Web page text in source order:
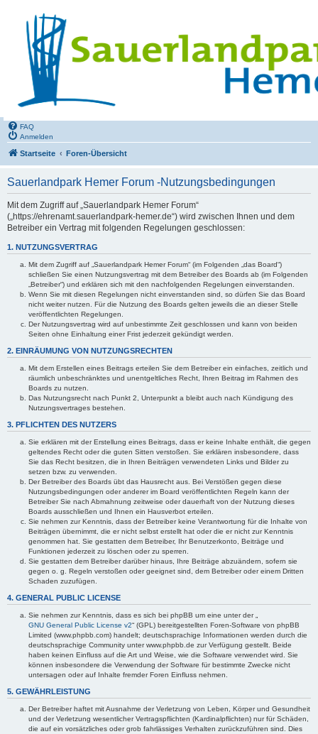
FAQ
Anmelden
Startseite Foren-Übersicht
Sauerlandpark Hemer Forum -Nutzungsbedingungen
Mit dem Zugriff auf „Sauerlandpark Hemer Forum“
(„https://ehrenamt.sauerlandpark-hemer.de“) wird zwischen Ihnen und dem
Betreiber ein Vertrag mit folgenden Regelungen geschlossen:
1. NUTZUNGSVERTRAG
Mit dem Zugriff auf „Sauerlandpark Hemer Forum“ (im Folgenden „das Board“)
schließen Sie einen Nutzungsvertrag mit dem Betreiber des Boards ab (im Folgenden
„Betreiber“) und erklären sich mit den nachfolgenden Regelungen einverstanden.
Wenn Sie mit diesen Regelungen nicht einverstanden sind, so dürfen Sie das Board
nicht weiter nutzen. Für die Nutzung des Boards gelten jeweils die an dieser Stelle
veröffentlichten Regelungen.
Der Nutzungsvertrag wird auf unbestimmte Zeit geschlossen und kann von beiden
Seiten ohne Einhaltung einer Frist jederzeit gekündigt werden.
2. EINRÄUMUNG VON NUTZUNGSRECHTEN
Mit dem Erstellen eines Beitrags erteilen Sie dem Betreiber ein einfaches, zeitlich und
räumlich unbeschränktes und unentgeltliches Recht, Ihren Beitrag im Rahmen des
Boards zu nutzen.
Das Nutzungsrecht nach Punkt 2, Unterpunkt a bleibt auch nach Kündigung des
Nutzungsvertrages bestehen.
3. PFLICHTEN DES NUTZERS
Sie erklären mit der Erstellung eines Beitrags, dass er keine Inhalte enthält, die gegen
geltendes Recht oder die guten Sitten verstoßen. Sie erklären insbesondere, dass
Sie das Recht besitzen, die in Ihren Beiträgen verwendeten Links und Bilder zu
setzen bzw. zu verwenden.
Der Betreiber des Boards übt das Hausrecht aus. Bei Verstößen gegen diese
Nutzungsbedingungen oder anderer im Board veröffentlichten Regeln kann der
Betreiber Sie nach Abmahnung zeitweise oder dauerhaft von der Nutzung dieses
Boards ausschließen und Ihnen ein Hausverbot erteilen.
Sie nehmen zur Kenntnis, dass der Betreiber keine Verantwortung für die Inhalte von
Beiträgen übernimmt, die er nicht selbst erstellt hat oder die er nicht zur Kenntnis
genommen hat. Sie gestatten dem Betreiber, Ihr Benutzerkonto, Beiträge und
Funktionen jederzeit zu löschen oder zu sperren.
Sie gestatten dem Betreiber darüber hinaus, Ihre Beiträge abzuändern, sofern sie
gegen o. g. Regeln verstoßen oder geeignet sind, dem Betreiber oder einem Dritten
Schaden zuzufügen.
4. GENERAL PUBLIC LICENSE
Sie nehmen zur Kenntnis, dass es sich bei phpBB um eine unter der „
GNU General Public License v2“ (GPL) bereitgestellten Foren-Software von phpBB
Limited (www.phpbb.com) handelt; deutschsprachige Informationen werden durch die
deutschsprachige Community unter www.phpbb.de zur Verfügung gestellt. Beide
haben keinen Einfluss auf die Art und Weise, wie die Software verwendet wird. Sie
können insbesondere die Verwendung der Software für bestimmte Zwecke nicht
untersagen oder auf Inhalte fremder Foren Einfluss nehmen.
5. GEWÄHRLEISTUNG
Der Betreiber haftet mit Ausnahme der Verletzung von Leben, Körper und Gesundheit
und der Verletzung wesentlicher Vertragspflichten (Kardinalpflichten) nur für Schäden,
die auf ein vorsätzliches oder grob fahrlässiges Verhalten zurückzuführen sind. Dies